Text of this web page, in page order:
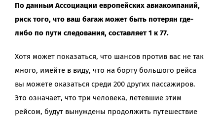
По данным Ассоциации европейских авиакомпаний,
риск того, что ваш багаж может быть потерян где-
либо по пути следования, составляет 1 к 77.
Хотя может показаться, что шансов против вас не так
много, имейте в виду, что на борту большого рейса
вы можете оказаться среди 200 других пассажиров.
Это означает, что три человека, летевшие этим
рейсом, будут вынуждены продолжить путешествие